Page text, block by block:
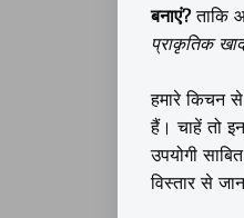
बनाएं?ताकि
प्राकृतिक
हमारे किचन
हैं। चाहें तो
उपयोगी
विस्तार से